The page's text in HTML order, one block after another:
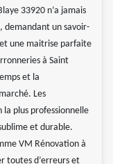
33920 n’a jamais
demandant un savoir-
une maitrise parfaite
à Saint
et la
Les
plus professionnelle
et durable.
VM Rénovation à
toutes d’erreurs et